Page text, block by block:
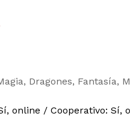
Dragones, Fantasía,
online / Cooperativo: Sí,